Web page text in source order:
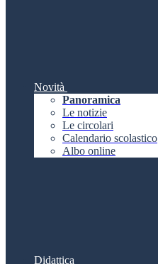
Novità
Panoramica
Le notizie
Le circolari
Calendario scolastico
Albo online
Didattica